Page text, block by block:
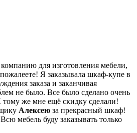
для изготовления мебели,
Я заказывала шкаф-купе в
заказа и заканчивая
не было. Все было сделано очень
тому же мне ещё скидку сделали!
Алексею за прекрасный шкаф!
мебель буду заказывать только